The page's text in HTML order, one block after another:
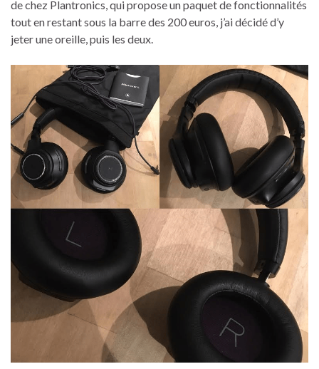
de chez Plantronics, qui propose un paquet de fonctionnalités
tout en restant sous la barre des 200 euros, j’ai décidé d’y
jeter une oreille, puis les deux.